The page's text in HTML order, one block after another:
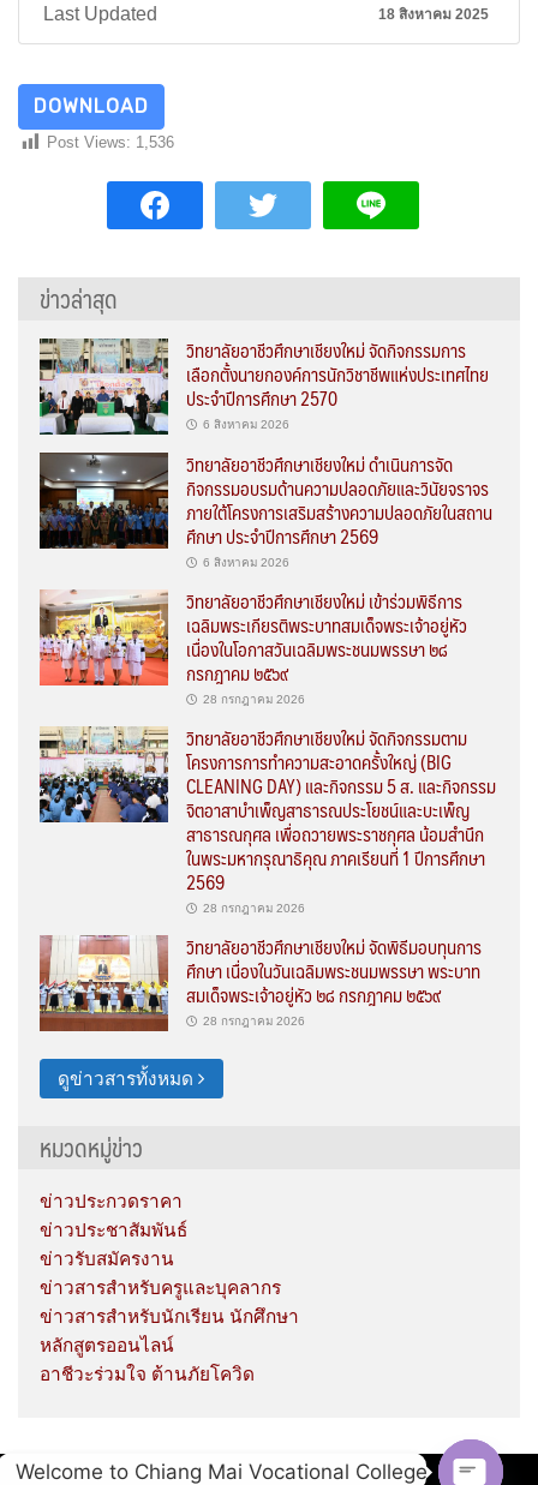
Last Updated 18 สิงหาคม 2025
DOWNLOAD
Post Views: 1,536
ข่าวล่าสุด
วิทยาลัยอาชีวศึกษาเชียงใหม่ จัดกิจกรรมการ
เลือกตั้งนายกองค์การนักวิชาชีพแห่งประเทศไทย
ประจำปีการศึกษา 2570
6 สิงหาคม 2026
วิทยาลัยอาชีวศึกษาเชียงใหม่ ดำเนินการจัด
กิจกรรมอบรมด้านความปลอดภัยและวินัยจราจร
ภายใต้โครงการเสริมสร้างความปลอดภัยในสถาน
ศึกษา ประจำปีการศึกษา 2569
6 สิงหาคม 2026
วิทยาลัยอาชีวศึกษาเชียงใหม่ เข้าร่วมพิธีการ
เฉลิมพระเกียรติพระบาทสมเด็จพระเจ้าอยู่หัว
เนื่องในโอกาสวันเฉลิมพระชนมพรรษา ๒๘
กรกฎาคม ๒๕๖๙
28 กรกฎาคม 2026
วิทยาลัยอาชีวศึกษาเชียงใหม่ จัดกิจกรรมตาม
โครงการการทำความสะอาดครั้งใหญ่ (BIG
CLEANING DAY) และกิจกรรม 5 ส. และกิจกรรม
จิตอาสาบำเพ็ญสาธารณประโยชน์และบะเพ็ญ
สาธารณกุศล เพื่อถวายพระราชกุศล น้อมสำนึก
ในพระมหากรุณาธิคุณ ภาคเรียนที่ 1 ปีการศึกษา
2569
28 กรกฎาคม 2026
วิทยาลัยอาชีวศึกษาเชียงใหม่ จัดพิธีมอบทุนการ
ศึกษา เนื่องในวันเฉลิมพระชนมพรรษา พระบาท
สมเด็จพระเจ้าอยู่หัว ๒๘ กรกฎาคม ๒๕๖๙
28 กรกฎาคม 2026
ดูข่าวสารทั้งหมด
หมวดหมู่ข่าว
ข่าวประกวดราคา
ข่าวประชาสัมพันธ์
ข่าวรับสมัครงาน
ข่าวสารสำหรับครูและบุคลากร
ข่าวสารสำหรับนักเรียน นักศึกษา
หลักสูตรออนไลน์
อาชีวะร่วมใจ ต้านภัยโควิด
Copyright © 2020 Chiang Mai Vocational College.
Welcome to Chiang Mai Vocational College